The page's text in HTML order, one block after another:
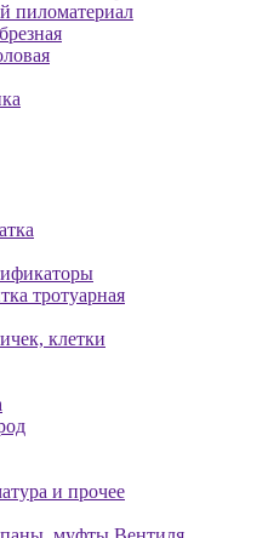
пиломатериал
тротуарная
клетки
и прочее